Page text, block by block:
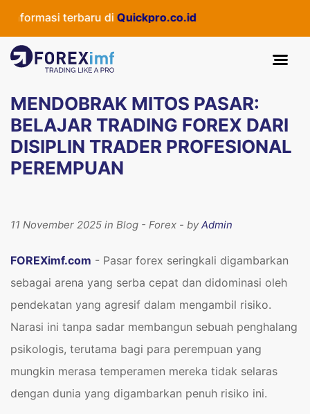
terbaru diQuickpro.co.id
MENDOBRAK MITOS PASAR:
BELAJAR TRADING FOREX DARI
DISIPLIN TRADER PROFESIONAL
PEREMPUAN
11 November 2025 in Blog - Forex - byAdmin
FOREXimf.com - Pasar forex seringkali digambarkan
sebagai arena yang serba cepat dan didominasi oleh
pendekatan yang agresif dalam mengambil risiko.
Narasi ini tanpa sadar membangun sebuah penghalang
psikologis, terutama bagi para perempuan yang
mungkin merasa temperamen mereka tidak selaras
dengan dunia yang digambarkan penuh risiko ini.